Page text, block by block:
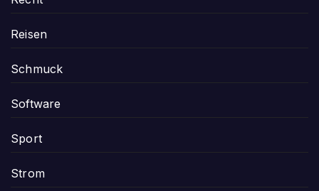
Reisen
Schmuck
Software
Sport
Strom